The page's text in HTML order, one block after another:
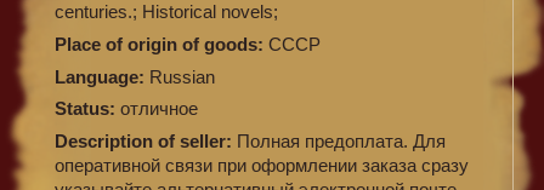
centuries.; Historical novels;
Place of origin of goods: СССР
Language: Russian
Status: отличное
Description of seller: Полная предоплата. Для
оперативной связи при оформлении заказа сразу